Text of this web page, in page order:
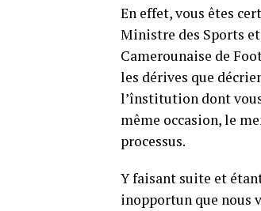
En effet, vous êtes
Ministre des Sports
Camerounaise de
les dérives que
l’înstitution dont vous
même occasion, le
processus.
Y faisant suite et
inopportun que nous